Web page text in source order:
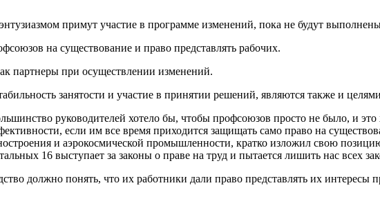
примут участие в программе изменений, пока не будут
на существование и право представлять рабочих.
партнеры при осуществлении изменений.
занятости и участие в принятии решений, являются также и
руководителей хотело бы, чтобы профсоюзов просто не было, и
если им все время приходится защищать само право на
и аэрокосмической промышленности, кратко изложил свою
16 выступает за законы о праве на труд и пытается лишить нас всех
должно понять, что их работники дали право представлять их инте­ресы